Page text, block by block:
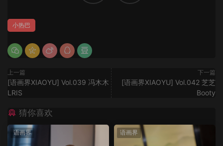
小热巴
上一篇
[语画界XIAOYU] Vol.039 冯木木
LRIS
下一篇
[语画界XIAOYU] Vol.042 芝芝
Booty
猜你喜欢
语画界 语画界